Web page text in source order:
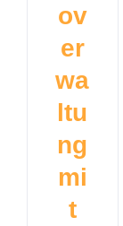
ov
er
wa
ltu
ng
mi
t